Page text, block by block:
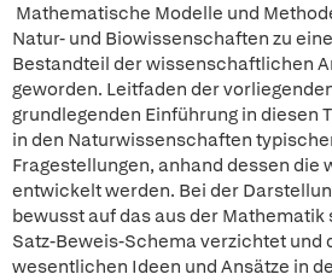
Mathematische Modelle und
Natur- und Biowissenschaften zu
Bestandteil der wissenschaftlichen
geworden. Leitfaden der
grundlegenden Einführung in diesen
in den Naturwissenschaften
Fragestellungen, anhand dessen die
entwickelt werden. Bei der
bewusst auf das aus der
Satz-Beweis-Schema verzichtet und
wesentlichen Ideen und Ansätze in